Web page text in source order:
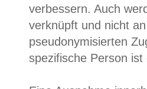
verbessern. Auch
verknüpft und nicht
pseudonymisierten
spezifische Person